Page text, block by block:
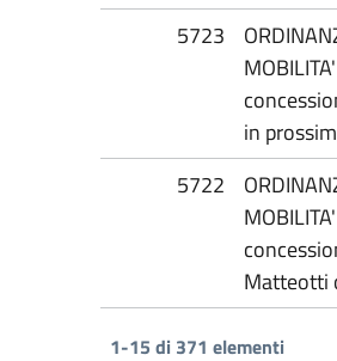
5723
in
5722
Matteotti
1-15 di 371 elementi